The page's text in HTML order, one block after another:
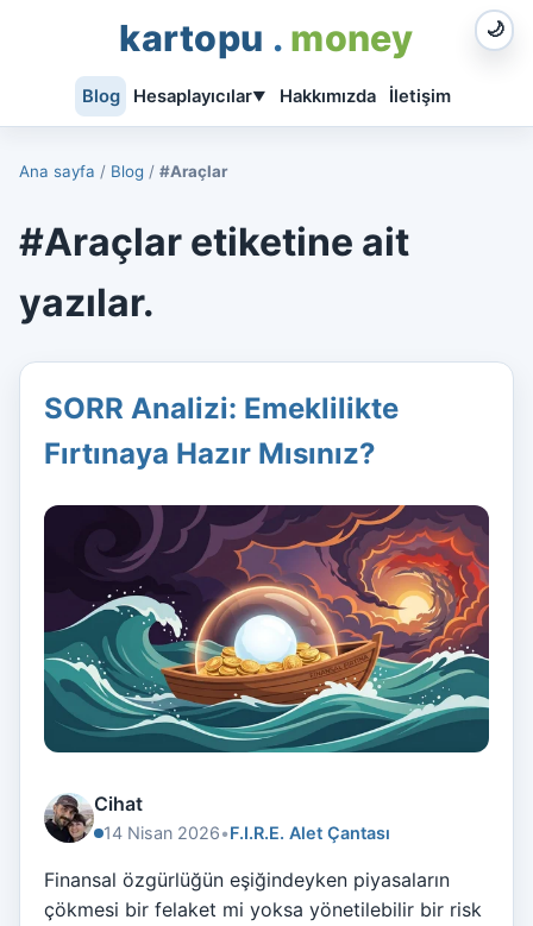
kartopu . money 🌙
Blog Hesaplayıcılar▼ Hakkımızda İletişim
Ana sayfa / Blog / #Araçlar
#Araçlar etiketine ait
yazılar.
SORR Analizi: Emeklilikte
Fırtınaya Hazır Mısınız?
Cihat
14 Nisan 2026•F.I.R.E. Alet Çantası
Finansal özgürlüğün eşiğindeyken piyasaların
çökmesi bir felaket mi yoksa yönetilebilir bir risk